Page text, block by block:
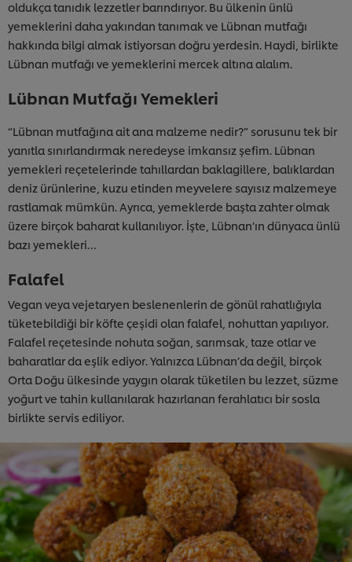
oldukça tanıdık lezzetler barındırıyor. Bu ülkenin ünlü
yemeklerini daha yakından tanımak ve Lübnan mutfağı
hakkında bilgi almak istiyorsan doğru yerdesin. Haydi, birlikte
Lübnan mutfağı ve yemeklerini mercek altına alalım.
Lübnan Mutfağı Yemekleri
“Lübnan mutfağına ait ana malzeme nedir?” sorusunu tek bir
yanıtla sınırlandırmak neredeyse imkansız şefim. Lübnan
yemekleri reçetelerinde tahıllardan baklagillere, balıklardan
deniz ürünlerine, kuzu etinden meyvelere sayısız malzemeye
rastlamak mümkün. Ayrıca, yemeklerde başta zahter olmak
üzere birçok baharat kullanılıyor. İşte, Lübnan’ın dünyaca ünlü
bazı yemekleri…
Falafel
Vegan veya vejetaryen beslenenlerin de gönül rahatlığıyla
tüketebildiği bir köfte çeşidi olan falafel, nohuttan yapılıyor.
Falafel reçetesinde nohuta soğan, sarımsak, taze otlar ve
baharatlar da eşlik ediyor. Yalnızca Lübnan’da değil, birçok
Orta Doğu ülkesinde yaygın olarak tüketilen bu lezzet, süzme
yoğurt ve tahin kullanılarak hazırlanan ferahlatıcı bir sosla
birlikte servis ediliyor.